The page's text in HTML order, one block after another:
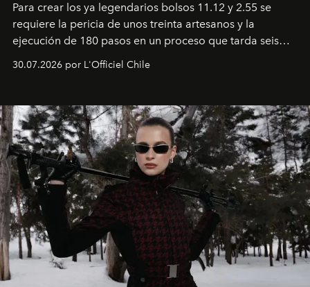
Para crear los ya legendarios bolsos 11.12 y 2.55 se
requiere la pericia de unos treinta artesanos y la
ejecución de 180 pasos en un proceso que tarda seis
semanas. Los expertos ponen en práctica una técnica
que se enseña solamente en la escuela de formación de
30.07.2026 por L'Officiel Chile